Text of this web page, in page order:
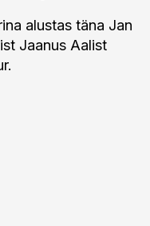
alustas täna Jan
Jaanus Aalist